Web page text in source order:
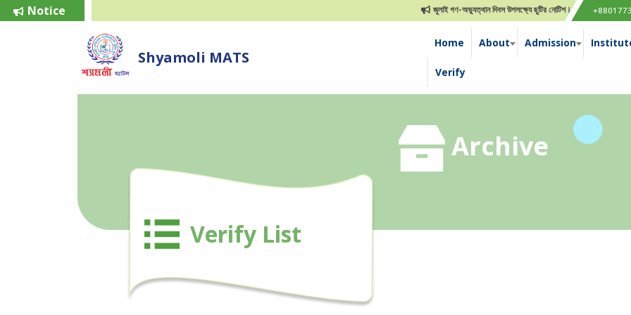
Notice জুলাই গণ-অভ্যুত্থান দিবস উপলক্ষ্যে ছুটির নোটিশ। মেডিকেল
Shyamoli MATS
Home About Admission
Verify
Archive
Verify List